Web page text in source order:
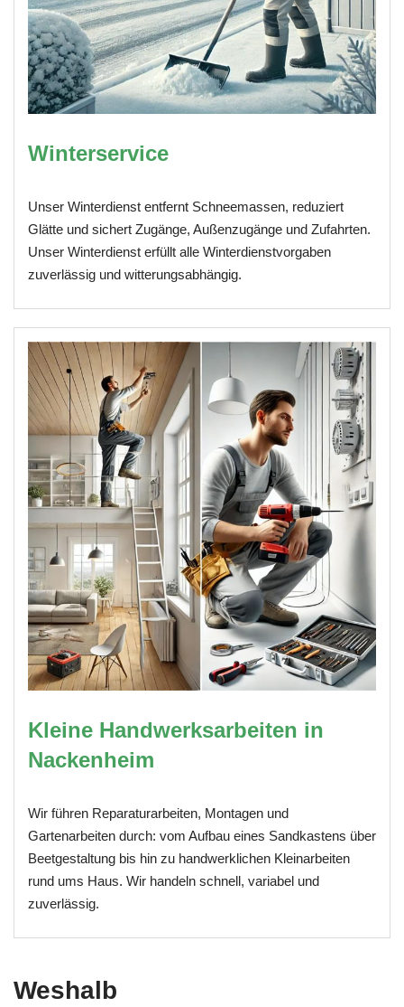
Winterservice
Unser Winterdienst entfernt Schneemassen, reduziert
Glätte und sichert Zugänge, Außenzugänge und Zufahrten.
Unser Winterdienst erfüllt alle Winterdienstvorgaben
zuverlässig und witterungsabhängig.
Kleine Handwerksarbeiten in
Nackenheim
Wir führen Reparaturarbeiten, Montagen und
Gartenarbeiten durch: vom Aufbau eines Sandkastens über
Beetgestaltung bis hin zu handwerklichen Kleinarbeiten
rund ums Haus. Wir handeln schnell, variabel und
zuverlässig.
Weshalb